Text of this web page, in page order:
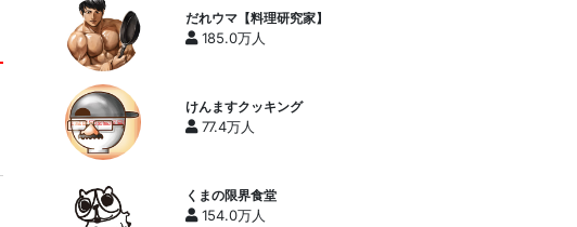
だれウマ【料理研究家】
185.0万人
けんますクッキング
77.4万人
くまの限界食堂
154.0万人